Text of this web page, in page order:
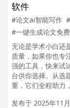
软件
#论文ai智能写作
#一键生成论文免费
无论是学术小白还
质量，如果你也专
强的工具，快来试
台供你选择。从选
重，它们全程助力
发布于 2025年11